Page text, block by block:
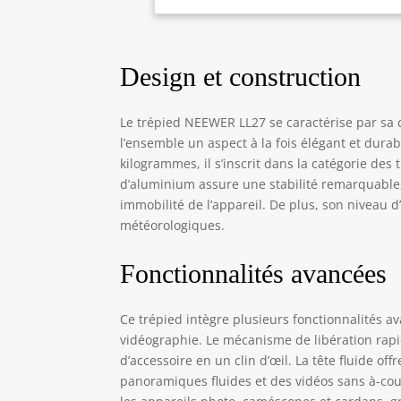
la
les
Design et construction
Le trépied NEEWER LL27 se caractérise par
l’ensemble un aspect à la fois élégant et
kilogrammes, il s’inscrit dans la catégorie
d’aluminium assure une stabilité
immobilité de l’appareil. De plus, son niveau
météorologiques.
Fonctionnalités avancées
Ce trépied intègre plusieurs fonctionnalités
vidéographie. Le mécanisme de libération
d’accessoire en un clin d’œil. La tête fluide
panoramiques fluides et des vidéos sans à-